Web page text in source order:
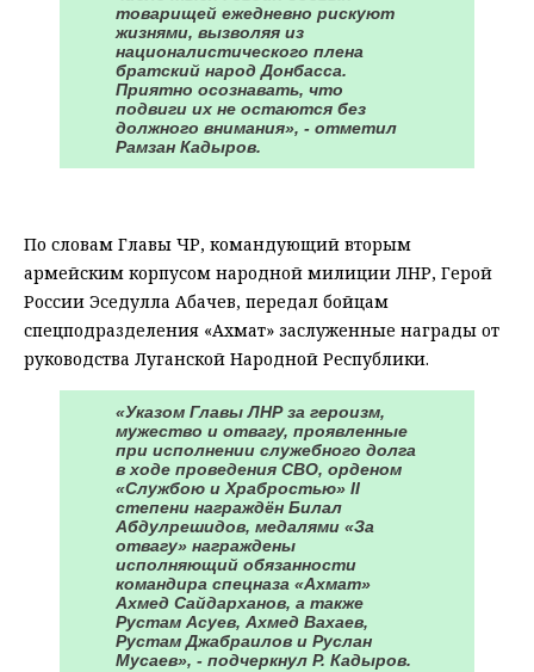
товарищей ежедневно рискуют
жизнями, вызволяя из
националистического плена
братский народ Донбасса.
Приятно осознавать, что
подвиги их не остаются без
должного внимания», - отметил
Рамзан Кадыров.
По словам Главы ЧР, командующий вторым
армейским корпусом народной милиции ЛНР, Герой
России Эседулла Абачев, передал бойцам
спецподразделения «Ахмат» заслуженные награды от
руководства Луганской Народной Республики.
«Указом Главы ЛНР за героизм,
мужество и отвагу, проявленные
при исполнении служебного долга
в ходе проведения СВО, орденом
«Службою и Храбростью» II
степени награждён Билал
Абдулрешидов, медалями «За
отвагу» награждены
исполняющий обязанности
командира спецназа «Ахмат»
Ахмед Сайдарханов, а также
Рустам Асуев, Ахмед Вахаев,
Рустам Джабраилов и Руслан
Мусаев», - подчеркнул Р. Кадыров.